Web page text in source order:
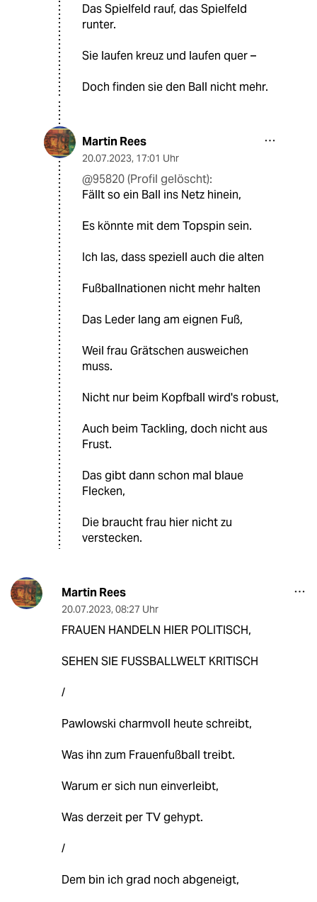
Das Spielfeld rauf, das Spielfeld
runter.
Sie laufen kreuz und laufen quer –
Doch finden sie den Ball nicht mehr.
Martin Rees
20.07.2023, 17:01 Uhr
@95820 (Profil gelöscht):
Fällt so ein Ball ins Netz hinein,
Es könnte mit dem Topspin sein.
Ich las, dass speziell auch die alten
Fußballnationen nicht mehr halten
Das Leder lang am eignen Fuß,
Weil frau Grätschen ausweichen
muss.
Nicht nur beim Kopfball wird's robust,
Auch beim Tackling, doch nicht aus
Frust.
Das gibt dann schon mal blaue
Flecken,
Die braucht frau hier nicht zu
verstecken.
Martin Rees
20.07.2023, 08:27 Uhr
FRAUEN HANDELN HIER POLITISCH,
SEHEN SIE FUSSBALLWELT KRITISCH
/
Pawlowski charmvoll heute schreibt,
Was ihn zum Frauenfußball treibt.
Warum er sich nun einverleibt,
Was derzeit per TV gehypt.
/
Dem bin ich grad noch abgeneigt,